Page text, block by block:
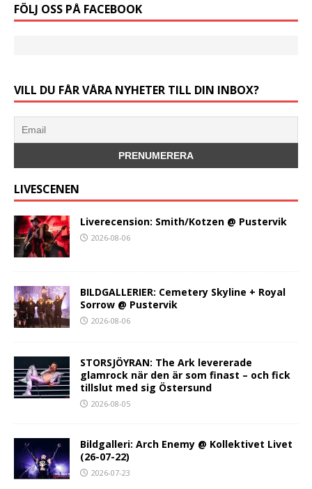
FÖLJ OSS PÅ FACEBOOK
VILL DU FÅR VÅRA NYHETER TILL DIN INBOX?
LIVESCENEN
Liverecension: Smith/Kotzen @ Pustervik
2026-08-06
BILDGALLERIER: Cemetery Skyline + Royal
Sorrow @ Pustervik
2026-08-06
STORSJÖYRAN: The Ark levererade
glamrock när den är som finast – och fick
tillslut med sig Östersund
2026-08-05
Bildgalleri: Arch Enemy @ Kollektivet Livet
(26-07-22)
2026-07-23